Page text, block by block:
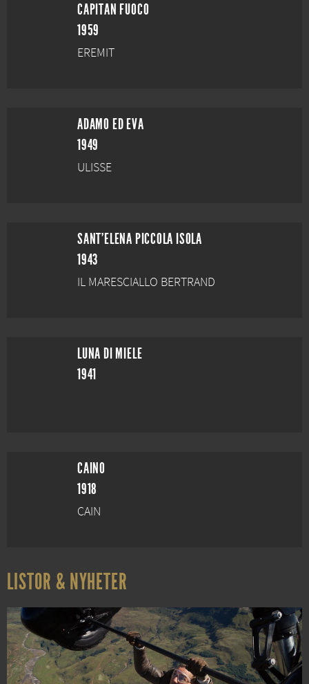
CAPITAN FUOCO
1959
EREMIT
ADAMO ED EVA
1949
ULISSE
SANT'ELENA PICCOLA ISOLA
1943
IL MARESCIALLO BERTRAND
LUNA DI MIELE
1941
CAINO
1918
CAIN
LISTOR & NYHETER